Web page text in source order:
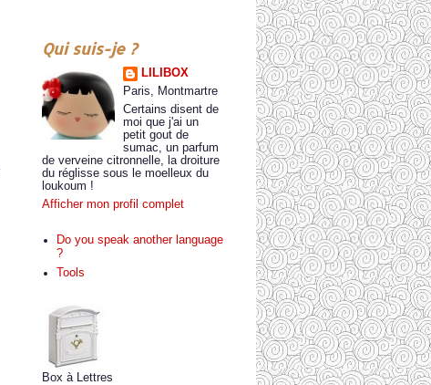
Qui suis-je ?
LILIBOX
Paris, Montmartre
Certains disent de
moi que j'ai un
petit gout de
sumac, un parfum
de verveine citronnelle, la droiture
du réglisse sous le moelleux du
loukoum !
Afficher mon profil complet
Do you speak another language
?
Tools
Box à Lettres